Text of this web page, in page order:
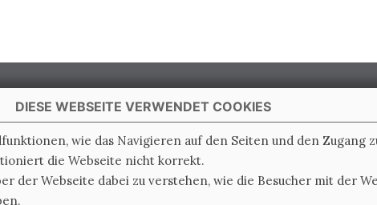
DIESE WEBSEITE VERWENDET COOKIES
wie das Navigieren auf den Seiten und den Zugang
die Webseite nicht korrekt.
der Webseite dabei zu verstehen, wie die Besucher mit der